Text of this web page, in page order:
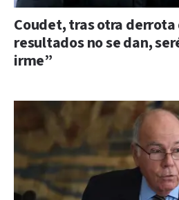
Coudet, tras otra derrota
resultados no se dan,
irme”